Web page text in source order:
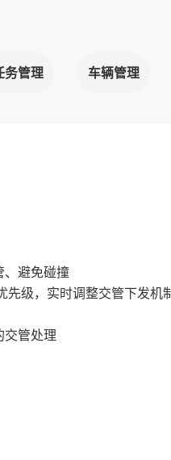
务管理 车辆管理
、避免碰撞
先级，实时调整交管下发机
交管处理